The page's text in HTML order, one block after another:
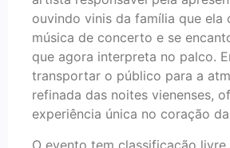
ouvindo vinis da família que ela
música de concerto e se
que agora interpreta no palco.
transportar o público para a
refinada das noites vienenses,
experiência única no coração
O evento tem classificação